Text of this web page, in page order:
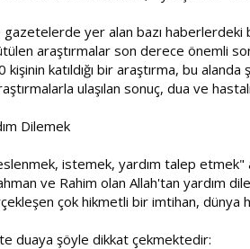
yer alan bazı haberlerdeki
araştırmalar son derece önemli
kişinin katıldığı bir araştırma, bu
ulaşılan sonuç, dua ve
Dilemek
istemek, yardım talep
ve Rahim olan Allah'tan yardım
çok hikmetli bir imtihan, dünya
duaya şöyle dikkat çekmektedir: